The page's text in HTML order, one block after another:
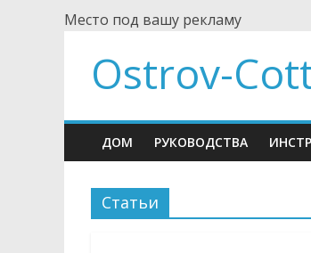
Skip
content
Место под вашу рекламу
Ostrov-
ДОМ РУКОВОДСТВА
Статьи